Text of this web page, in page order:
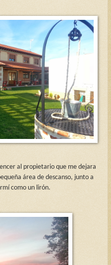
al propietario que me dejara
área de descanso, junto a
como un lirón.